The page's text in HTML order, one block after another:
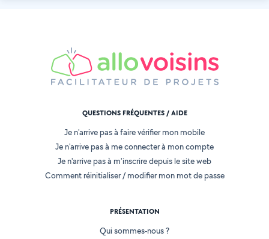
QUESTIONS FRÉQUENTES / AIDE
Je n'arrive pas à faire vérifier mon mobile
Je n'arrive pas à me connecter à mon compte
Je n'arrive pas à m'inscrire depuis le site web
Comment réinitialiser / modifier mon mot de passe
PRÉSENTATION
Qui sommes-nous ?